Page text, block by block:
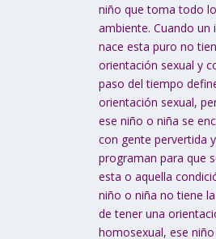
niño que toma todo
ambiente. Cuando un
nace esta puro no
orientación sexual y
paso del tiempo
orientación sexual,
ese niño o niña se
con gente pervertida
programan para que
esta o aquella
niño o niña no tiene
de tener una
homosexual, ese